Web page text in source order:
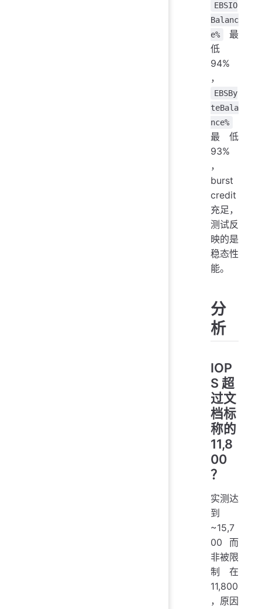
EBSIO
Balanc
e%
最
低
94%
，
EBSBy
teBala
nce%
最低
93%
，
burst
credit
充足，
测试反
映的是
稳态性
能。
分
析
IOP
S 超
过文
档标
称的
11,8
00
？
实测达
到
~15,7
00 而
非被限
制在
11,800
，原因